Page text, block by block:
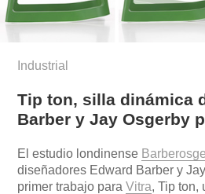
Industrial
Tip ton, silla dinámica
Barber y Jay Osgerby
El estudio londinense
diseñadores Edward Barber y
primer trabajo paraVitra, Tip ton,